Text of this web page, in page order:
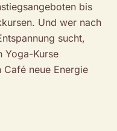
bis
Und wer nach
sucht,
Yoga-Kurse
neue Energie